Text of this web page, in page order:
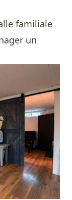
familiale
un